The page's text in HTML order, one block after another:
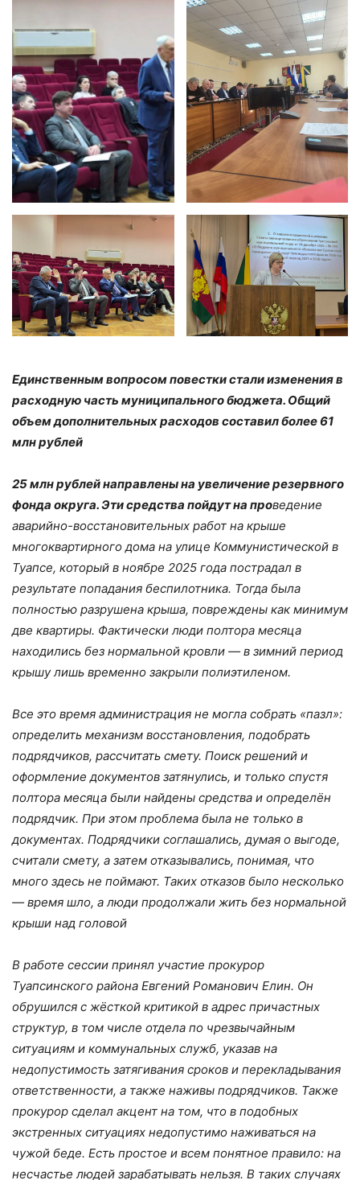
Единственным вопросом повестки стали изменения в
расходную часть муниципального бюджета. Общий
объем дополнительных расходов составил более 61
млн рублей
25 млн рублей направлены на увеличение резервного
фонда округа. Эти средства пойдут на проведение
аварийно-восстановительных работ на крыше
многоквартирного дома на улице Коммунистической в
Туапсе, который в ноябре 2025 года пострадал в
результате попадания беспилотника. Тогда была
полностью разрушена крыша, повреждены как минимум
две квартиры. Фактически люди полтора месяца
находились без нормальной кровли — в зимний период
крышу лишь временно закрыли полиэтиленом.
Все это время администрация не могла собрать «пазл»:
определить механизм восстановления, подобрать
подрядчиков, рассчитать смету. Поиск решений и
оформление документов затянулись, и только спустя
полтора месяца были найдены средства и определён
подрядчик. При этом проблема была не только в
документах. Подрядчики соглашались, думая о выгоде,
считали смету, а затем отказывались, понимая, что
много здесь не поймают. Таких отказов было несколько
— время шло, а люди продолжали жить без нормальной
крыши над головой
В работе сессии принял участие прокурор
Туапсинского района Евгений Романович Елин. Он
обрушился с жёсткой критикой в адрес причастных
структур, в том числе отдела по чрезвычайным
ситуациям и коммунальных служб, указав на
недопустимость затягивания сроков и перекладывания
ответственности, а также наживы подрядчиков. Также
прокурор сделал акцент на том, что в подобных
экстренных ситуациях недопустимо наживаться на
чужой беде. Есть простое и всем понятное правило: на
несчастье людей зарабатывать нельзя. В таких случаях